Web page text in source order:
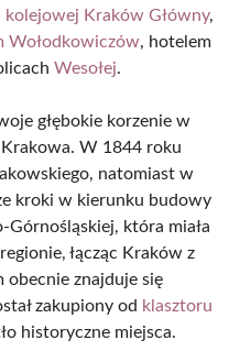
kolejowej Kraków Główny,
Wołodkowiczów, hotelem
Wesołej.
głębokie korzenie w
W 1844 roku
natomiast w
kroki w kierunku budowy
która miała
łącząc Kraków z
obecnie znajduje się
zakupiony od klasztoru
historyczne miejsca.